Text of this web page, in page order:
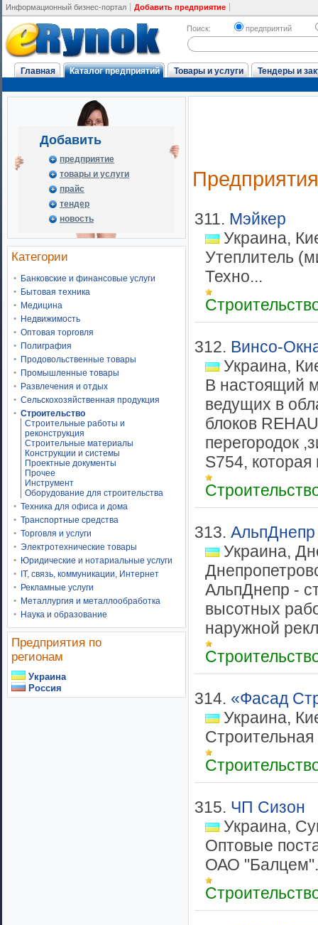
Информационный бизнес-портал Добавить предприятие
Поиск: предприятий
Главная Каталог предприятий Товары и услуги Тендеры и
Добавить
предприятие
товары и услуги
прайс
тендер
новость
Категории
Банковские и финансовые услуги
Бытовая техника
Медицина
Недвижимость
Оптовая торговля
Полиграфия
Продовольственные товары
Промышленные товары
Развлечения и отдых
Сельскохозяйственная продукция
Строительство
Строительные работы и
реконструкция
Строительные материалы
Конструкции и системы
Проектные документы
Прочее
Инструмент
Оборудование для строительства
Техника для офиса и дома
Транспортные средства
Торговля и услуги
Электротехнические товары
Юридические и нотариальные услуги
IT, связь, коммуникации, Интернет
Рекламные услуги
Металлургия и металлообработка
Наука и образование
Предприятия по
регионам
Украина
Россия
Предприятия
311. Мэйкер
Украина,
Утеплитель
Техно...
312. Винсо-
Украина,
В настоящий
ведущих в
блоков
перегородок
S754, которая
313. АльпДнепр
Украина,
АльпДнепр -
высотных
наружной
314. «Фасад
Украина,
315. ЧП Сизон
Украина,
Оптовые
ОАО